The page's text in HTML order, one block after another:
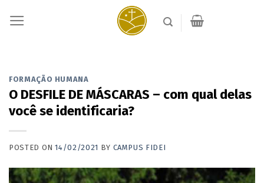
FORMAÇÃO HUMANA
O DESFILE DE MÁSCARAS – com qual delas
você se identificaria?
POSTED ON14/02/2021 BY CAMPUS FIDEI